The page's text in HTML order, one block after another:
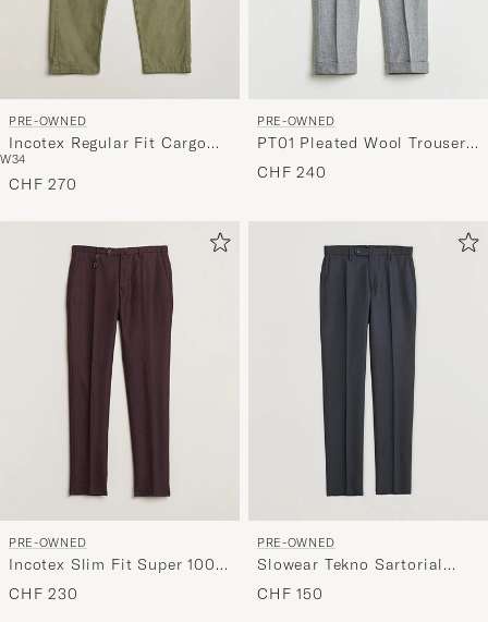
Auswahl,
die
Stil
PRE-OWNED
Incotex Regular Fit Cargo
Pants Military W34
W34
CHF 270
PRE-OWNED
PT01 Pleated Wool Trousers
Grey Melange 50
CHF 240
PRE-OWNED
Incotex Slim Fit Super 100's
Wool Flannel Trousers
Burgundy 48
CHF 230
PRE-OWNED
Slowear Tekno Sartorial
Flannel Trousers Navy 44
CHF 150